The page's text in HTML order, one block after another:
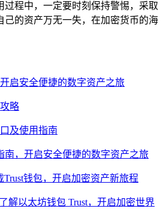
过程中，一定要时刻保持警惕，采取
己的资产万无一失，在加密货币的海
启安全便捷的数字资产之旅
略
及使用指南
南，开启安全便捷的数字资产之旅
Trust钱包，开启加密资产新旅程
解以太坊钱包 Trust，开启加密世界